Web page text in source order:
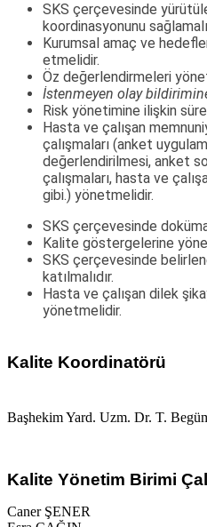
SKS çerçevesinde
koordinasyonunu
Kurumsal amaç ve
etmelidir.
Öz değerlendirmeleri
İstenmeyen olay
Risk yönetimine ilişkin
Hasta ve çalışan
çalışmaları (anket
değerlendirilmesi, anket
çalışmaları, hasta ve
gibi.) yönetmelidir.
SKS çerçevesinde
Kalite göstergelerine
SKS çerçevesinde
katılmalıdır.
Hasta ve çalışan dilek
yönetmelidir.
Kalite Koordinatörü
Başhekim Yard. Uzm. Dr. T.
Kalite Yönetim Birimi
Caner ŞENER